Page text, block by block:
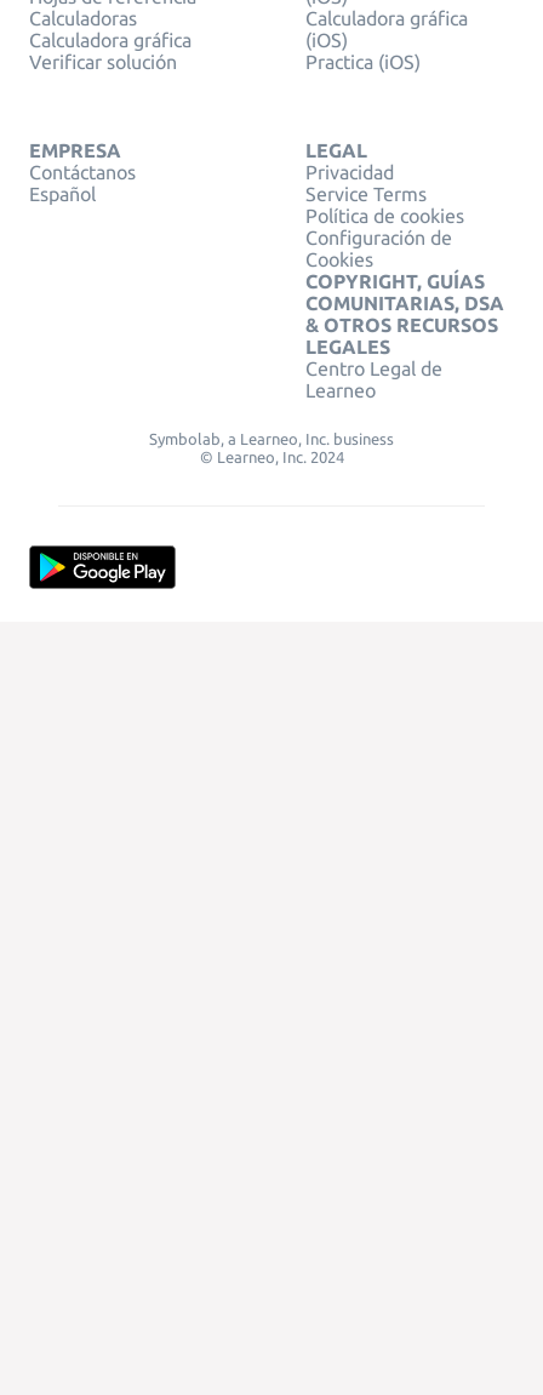
Calculadoras
Calculadora gráfica
Verificar solución
Calculadora gráfica
(iOS)
Practica (iOS)
EMPRESA
Contáctanos
Español
LEGAL
Privacidad
Service Terms
Política de cookies
Configuración de
Cookies
COPYRIGHT, GUÍAS
COMUNITARIAS, DSA
& OTROS RECURSOS
LEGALES
Centro Legal de
Learneo
Symbolab, a Learneo, Inc. business
© Learneo, Inc. 2024